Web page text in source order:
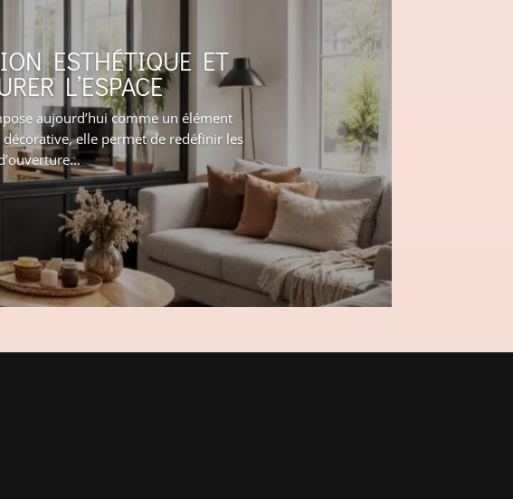
ESTHÉTIQUE ET
L’ESPACE
aujourd’hui comme un élément
elle permet de redéfinir les